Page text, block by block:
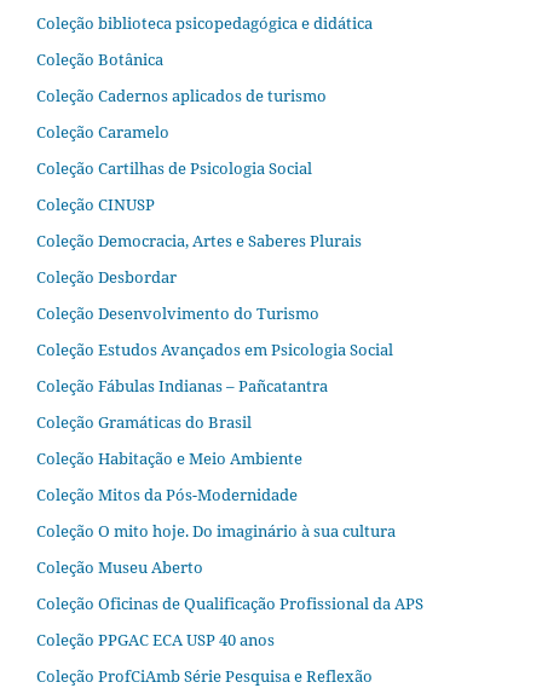
Coleção biblioteca psicopedagógica e didática
Coleção Botânica
Coleção Cadernos aplicados de turismo
Coleção Caramelo
Coleção Cartilhas de Psicologia Social
Coleção CINUSP
Coleção Democracia, Artes e Saberes Plurais
Coleção Desbordar
Coleção Desenvolvimento do Turismo
Coleção Estudos Avançados em Psicologia Social
Coleção Fábulas Indianas – Pañcatantra
Coleção Gramáticas do Brasil
Coleção Habitação e Meio Ambiente
Coleção Mitos da Pós-Modernidade
Coleção O mito hoje. Do imaginário à sua cultura
Coleção Museu Aberto
Coleção Oficinas de Qualificação Profissional da APS
Coleção PPGAC ECA USP 40 anos
Coleção ProfCiAmb Série Pesquisa e Reflexão